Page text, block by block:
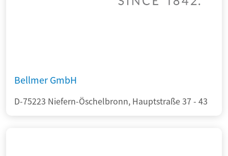
Bellmer GmbH
D-75223 Niefern-Öschelbronn, Hauptstraße 37 - 43